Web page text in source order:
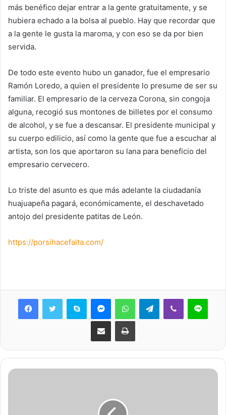
más benéfico dejar entrar a la gente gratuitamente, y se
hubiera echado a la bolsa al pueblo. Hay que recordar que
a la gente le gusta la maroma, y con eso se da por bien
servida.
De todo este evento hubo un ganador, fue el empresario
Ramón Loredo, a quien el presidente lo presume de ser su
familiar. El empresario de la cerveza Corona, sin congoja
alguna, recogió sus montones de billetes por el consumo
de alcohol, y se fue a descansar. El presidente municipal y
su cuerpo edilicio, así como la gente que fue a escuchar al
artista, son los que aportaron su lana para beneficio del
empresario cervecero.
Lo triste del asunto es que más adelante la ciudadanía
huajuapeña pagará, económicamente, el deschavetado
antojo del presidente patitas de León.
https://porsihacefalta.com/
Skype MessengerWhatsAppTelegramViber Line
Share via Email Print